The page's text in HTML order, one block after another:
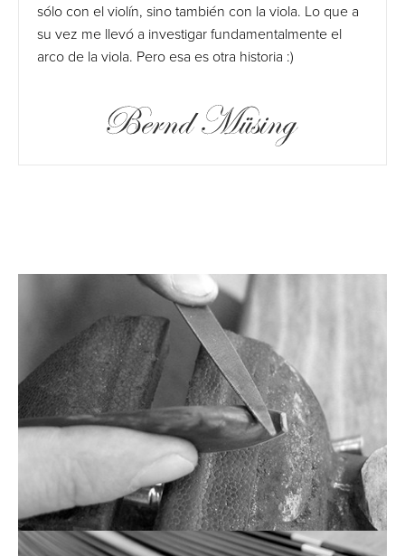
sólo con el violín, sino también con la viola. Lo que a
su vez me llevó a investigar fundamentalmente el
arco de la viola. Pero esa es otra historia :)